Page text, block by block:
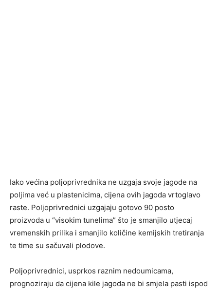
Iako većina poljoprivrednika ne uzgaja svoje jagode na
poljima već u plastenicima, cijena ovih jagoda vrtoglavo
raste. Poljoprivrednici uzgajaju gotovo 90 posto
proizvoda u “visokim tunelima” što je smanjilo utjecaj
vremenskih prilika i smanjilo količine kemijskih tretiranja
te time su sačuvali plodove.
Poljoprivrednici, usprkos raznim nedoumicama,
prognoziraju da cijena kile jagoda ne bi smjela pasti ispod